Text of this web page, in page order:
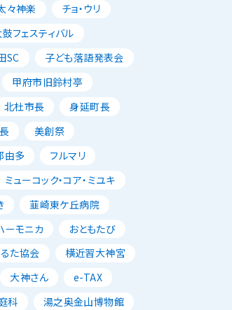
々神楽
チョ・ウリ
フェスティバル
SC
子ども落語発表会
甲府市旧鈴村亭
北杜市長
身延町長
美創祭
由多
フルマリ
ミューコック・コア・ミユキ
韮崎東ケ丘病院
ーモニカ
おともたび
た協会
横近習大神宮
大神さん
e-TAX
科
湯之奥金山博物館